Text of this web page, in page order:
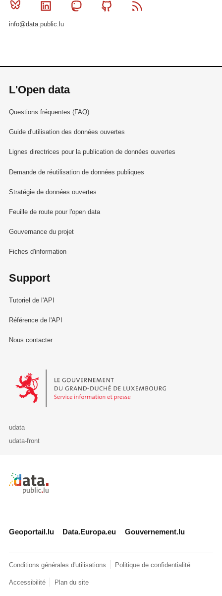
Bluesky Linkedin MastodonGithub
info@data.public.lu
L'Open data
Questions fréquentes (FAQ)
Guide d'utilisation des données ouvertes
Lignes directrices pour la publication de données ouvertes
Demande de réutilisation de données publiques
Stratégie de données ouvertes
Feuille de route pour l'open data
Gouvernance du projet
Fiches d'information
Support
Tutoriel de l'API
Référence de l'API
Nous contacter
Le Gouvernement du Grand-Duché de Luxembourg - Service
udata
udata-front
Retour à l'accueil de data.public.lu
Geoportail.lu Data.Europa.eu Gouvernement.lu
Conditions générales d'utilisations Politique de confidentialité
Accessibilité Plan du site